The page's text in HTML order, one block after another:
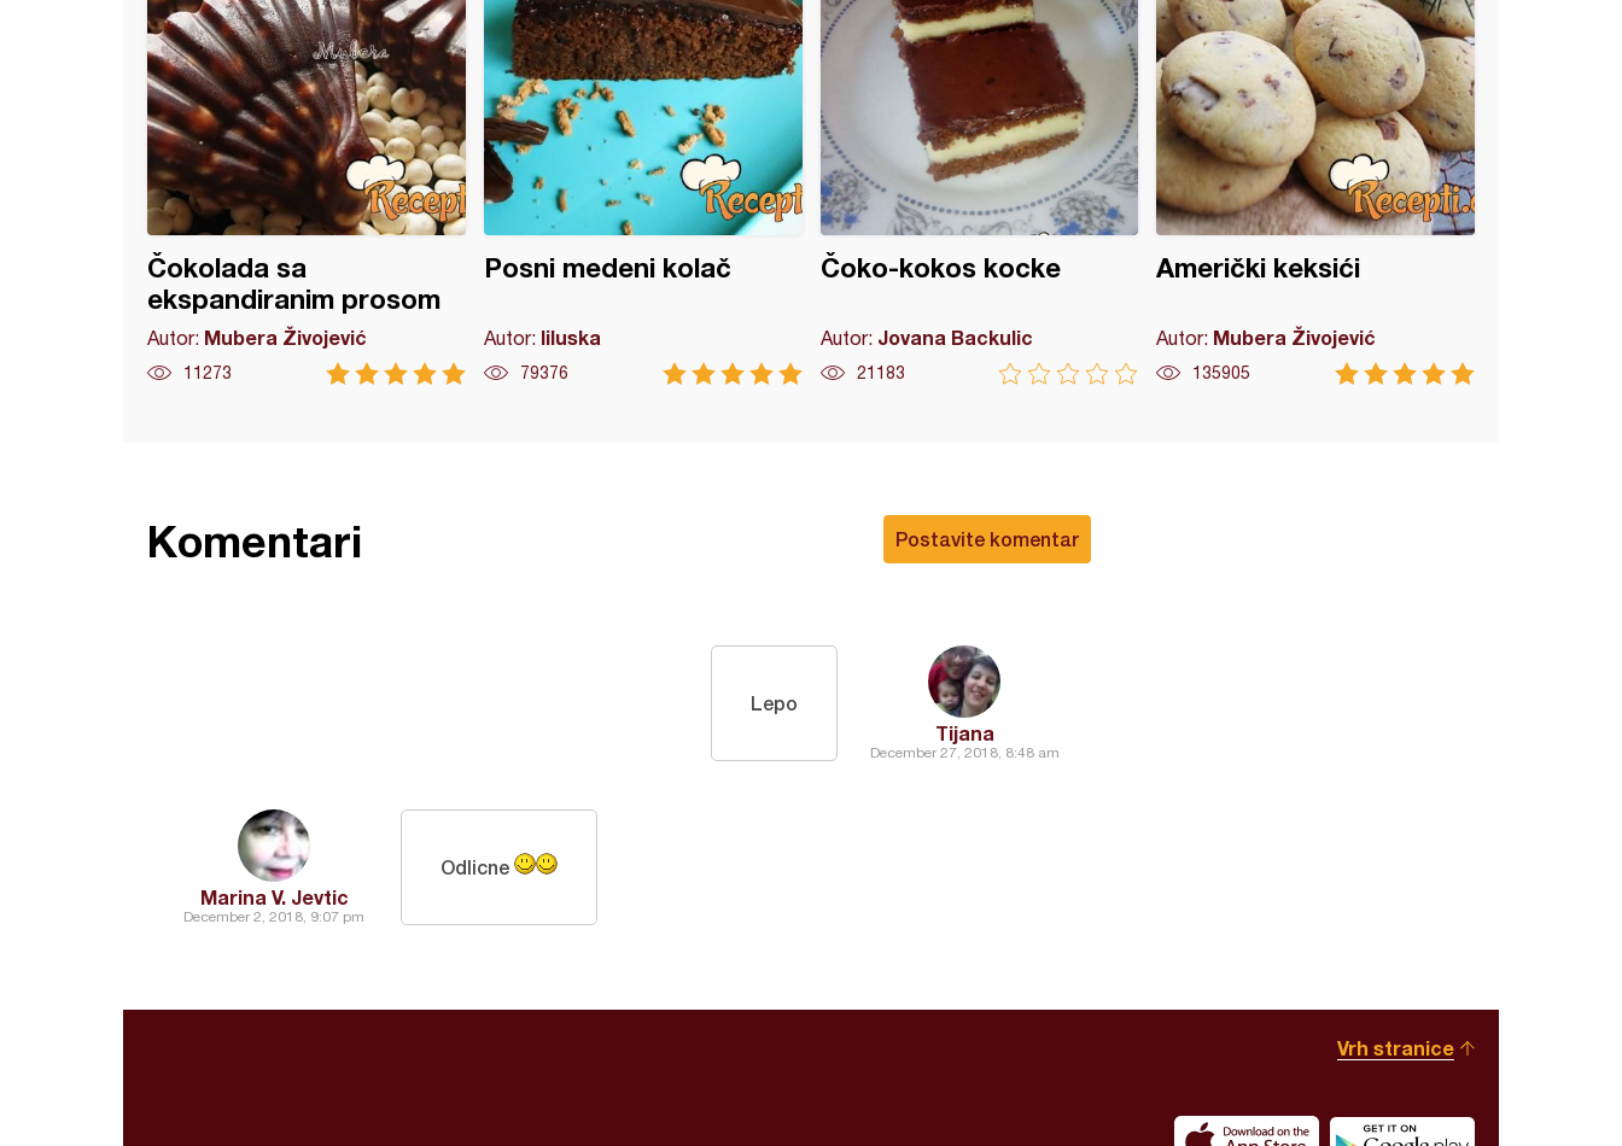
Čokolada sa
ekspandiranim prosom
Autor: Mubera Živojević
11273
Posni medeni kolač
Autor: liluska
79376
Čoko-kokos kocke
Autor: Jovana Backulic
21183
Američki keksići
Autor: Mubera Živojević
135905
Postavite komentar
Komentari
Tijana
December 27, 2018, 8:48 am
Lepo
Marina V. Jevtic
December 2, 2018, 9:07 pm
Odlicne
Vrh stranice